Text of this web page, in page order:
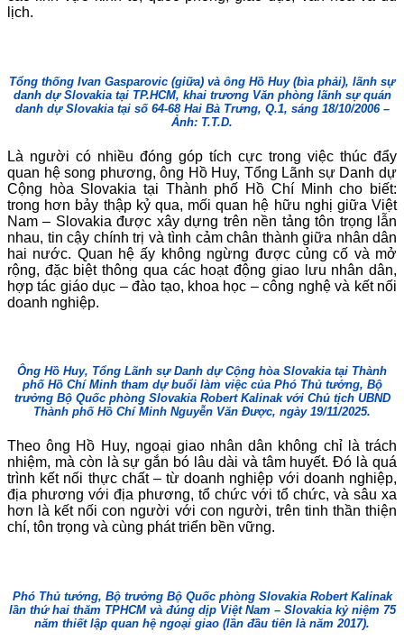
lịch.
Tổng thống Ivan Gasparovic (giữa) và ông Hồ Huy (bìa phải), lãnh sự
danh dự Slovakia tại TP.HCM, khai trương Văn phòng lãnh sự quán
danh dự Slovakia tại số 64-68 Hai Bà Trưng, Q.1, sáng 18/10/2006 –
Ảnh: T.T.D.
Là người có nhiều đóng góp tích cực trong việc thúc đẩy
quan hệ song phương, ông Hồ Huy, Tổng Lãnh sự Danh dự
Cộng hòa Slovakia tại Thành phố Hồ Chí Minh cho biết:
trong hơn bảy thập kỷ qua, mối quan hệ hữu nghị giữa Việt
Nam – Slovakia được xây dựng trên nền tảng tôn trọng lẫn
nhau, tin cậy chính trị và tình cảm chân thành giữa nhân dân
hai nước. Quan hệ ấy không ngừng được củng cố và mở
rộng, đặc biệt thông qua các hoạt động giao lưu nhân dân,
hợp tác giáo dục – đào tạo, khoa học – công nghệ và kết nối
doanh nghiệp.
Ông Hồ Huy, Tổng Lãnh sự Danh dự Cộng hòa Slovakia tại Thành
phố Hồ Chí Minh tham dự buổi làm việc của Phó Thủ tướng, Bộ
trưởng Bộ Quốc phòng Slovakia Robert Kalinak với Chủ tịch UBND
Thành phố Hồ Chí Minh Nguyễn Văn Được, ngày 19/11/2025.
Theo ông Hồ Huy, ngoại giao nhân dân không chỉ là trách
nhiệm, mà còn là sự gắn bó lâu dài và tâm huyết. Đó là quá
trình kết nối thực chất – từ doanh nghiệp với doanh nghiệp,
địa phương với địa phương, tổ chức với tổ chức, và sâu xa
hơn là kết nối con người với con người, trên tinh thần thiện
chí, tôn trọng và cùng phát triển bền vững.
Phó Thủ tướng, Bộ trưởng Bộ Quốc phòng Slovakia Robert Kalinak
lần thứ hai thăm TPHCM và đúng dịp Việt Nam – Slovakia kỷ niệm 75
năm thiết lập quan hệ ngoại giao (lần đầu tiên là năm 2017).